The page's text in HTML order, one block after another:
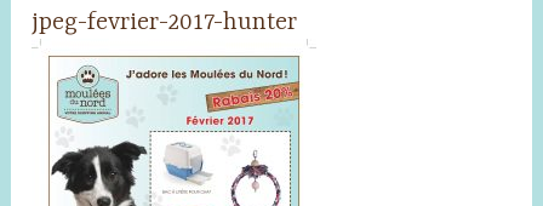
jpeg-fevrier-2017-hunter